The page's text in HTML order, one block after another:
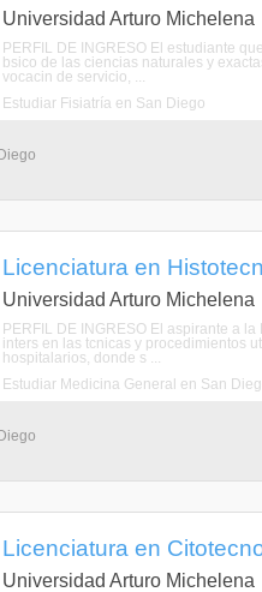
Universidad Arturo Michelena
PERFIL DE INGRESO El estudiante
bsico de las ciencias naturales y
vocacin de servicio, ...
Estudiar Fisiatría en San Diego
Licenciatura en
Universidad Arturo Michelena
PERFIL DE INGRESO El aspirante a
inters en las tcnicas y procedimientos
hospitalarios, donde s ...
Estudiar Medicina General en San
Licenciatura en
Universidad Arturo Michelena